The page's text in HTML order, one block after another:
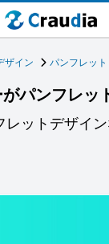
ザイン パンフレッ
パンフレッ
ットデザイン